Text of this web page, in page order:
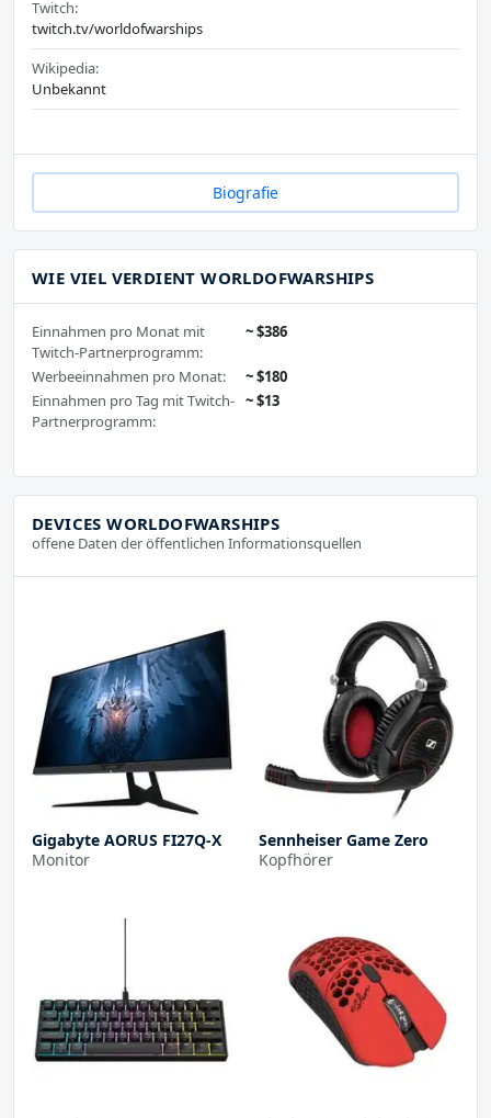
Twitch:
twitch.tv/worldofwarships
Wikipedia:
Unbekannt
Biografie
WIE VIEL VERDIENT WORLDOFWARSHIPS
Einnahmen pro Monat mit
Twitch-Partnerprogramm:
~ $386
Werbeeinnahmen pro Monat:
~ $180
Einnahmen pro Tag mit Twitch-
Partnerprogramm:
~ $13
DEVICES WORLDOFWARSHIPS
offene Daten der öffentlichen Informationsquellen
Gigabyte AORUS FI27Q-X
Monitor
Sennheiser Game Zero
Kopfhörer